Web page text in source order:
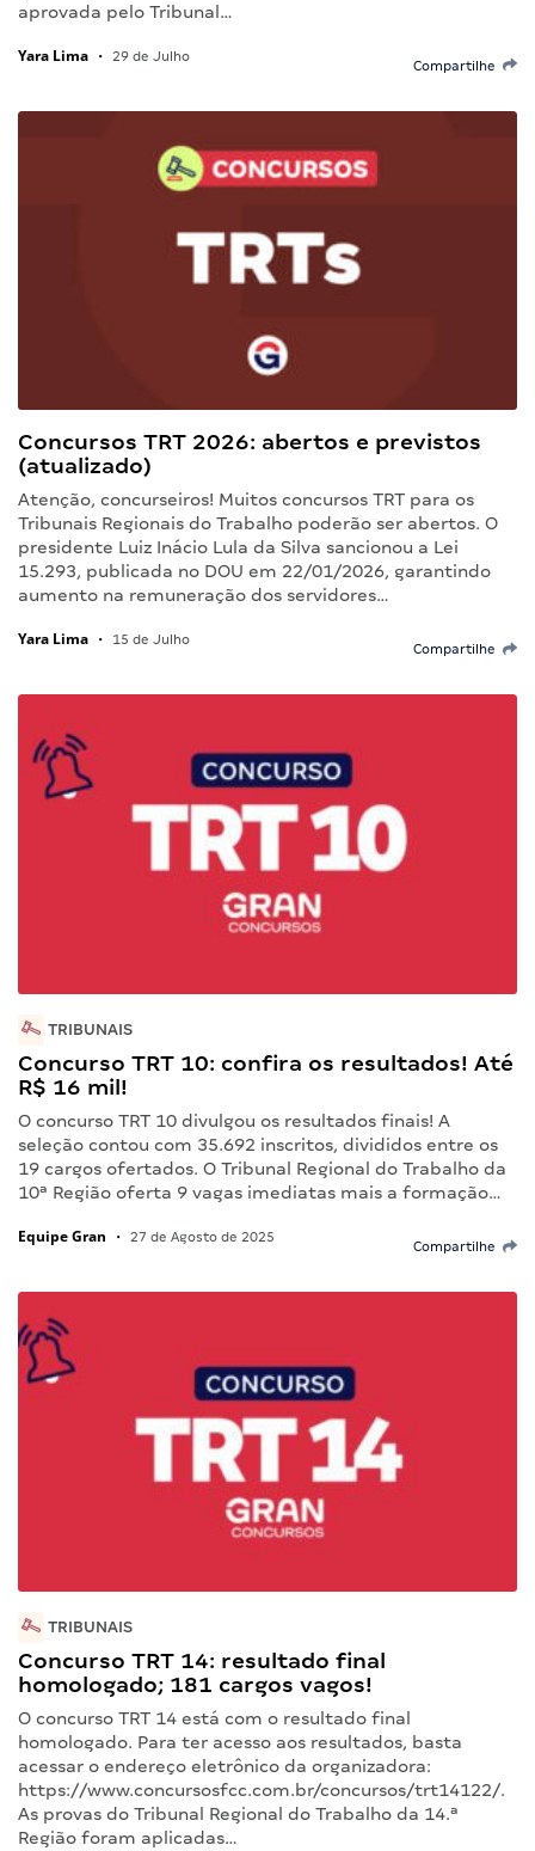
aprovada pelo Tribunal…
Yara Lima • 29 de Julho
Compartilhe
Concursos TRT 2026: abertos e previstos
(atualizado)
Atenção, concurseiros! Muitos concursos TRT para os
Tribunais Regionais do Trabalho poderão ser abertos. O
presidente Luiz Inácio Lula da Silva sancionou a Lei
15.293, publicada no DOU em 22/01/2026, garantindo
aumento na remuneração dos servidores…
Yara Lima • 15 de Julho
Compartilhe
TRIBUNAIS
Concurso TRT 10: confira os resultados! Até
R$ 16 mil!
O concurso TRT 10 divulgou os resultados finais! A
seleção contou com 35.692 inscritos, divididos entre os
19 cargos ofertados. O Tribunal Regional do Trabalho da
10ª Região oferta 9 vagas imediatas mais a formação…
Equipe Gran • 27 de Agosto de 2025
Compartilhe
TRIBUNAIS
Concurso TRT 14: resultado final
homologado; 181 cargos vagos!
O concurso TRT 14 está com o resultado final
homologado. Para ter acesso aos resultados, basta
acessar o endereço eletrônico da organizadora:
https://www.concursosfcc.com.br/concursos/trt14122/.
As provas do Tribunal Regional do Trabalho da 14.ª
Região foram aplicadas…